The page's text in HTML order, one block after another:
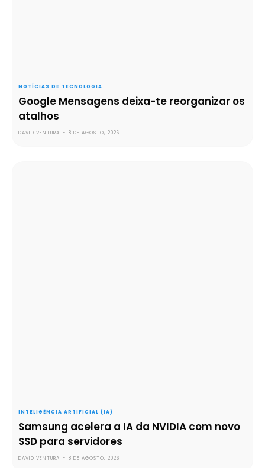
NOTÍCIAS DE TECNOLOGIA
Google Mensagens deixa-te reorganizar os
atalhos
DAVID VENTURA - 8 DE AGOSTO, 2026
INTELIGÊNCIA ARTIFICIAL (IA)
Samsung acelera a IA da NVIDIA com novo
SSD para servidores
DAVID VENTURA - 8 DE AGOSTO, 2026